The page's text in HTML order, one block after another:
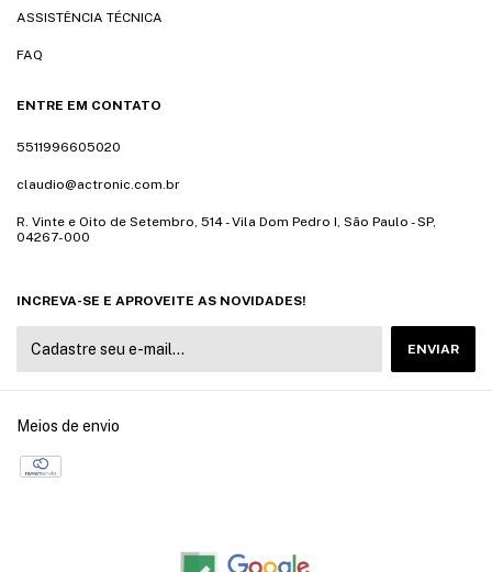
ASSISTÊNCIA TÉCNICA
FAQ
ENTRE EM CONTATO
5511996605020
claudio@actronic.com.br
R. Vinte e Oito de Setembro, 514 - Vila Dom Pedro I, São Paulo - SP,
04267-000
INCREVA-SE E APROVEITE AS NOVIDADES!
Meios de envio